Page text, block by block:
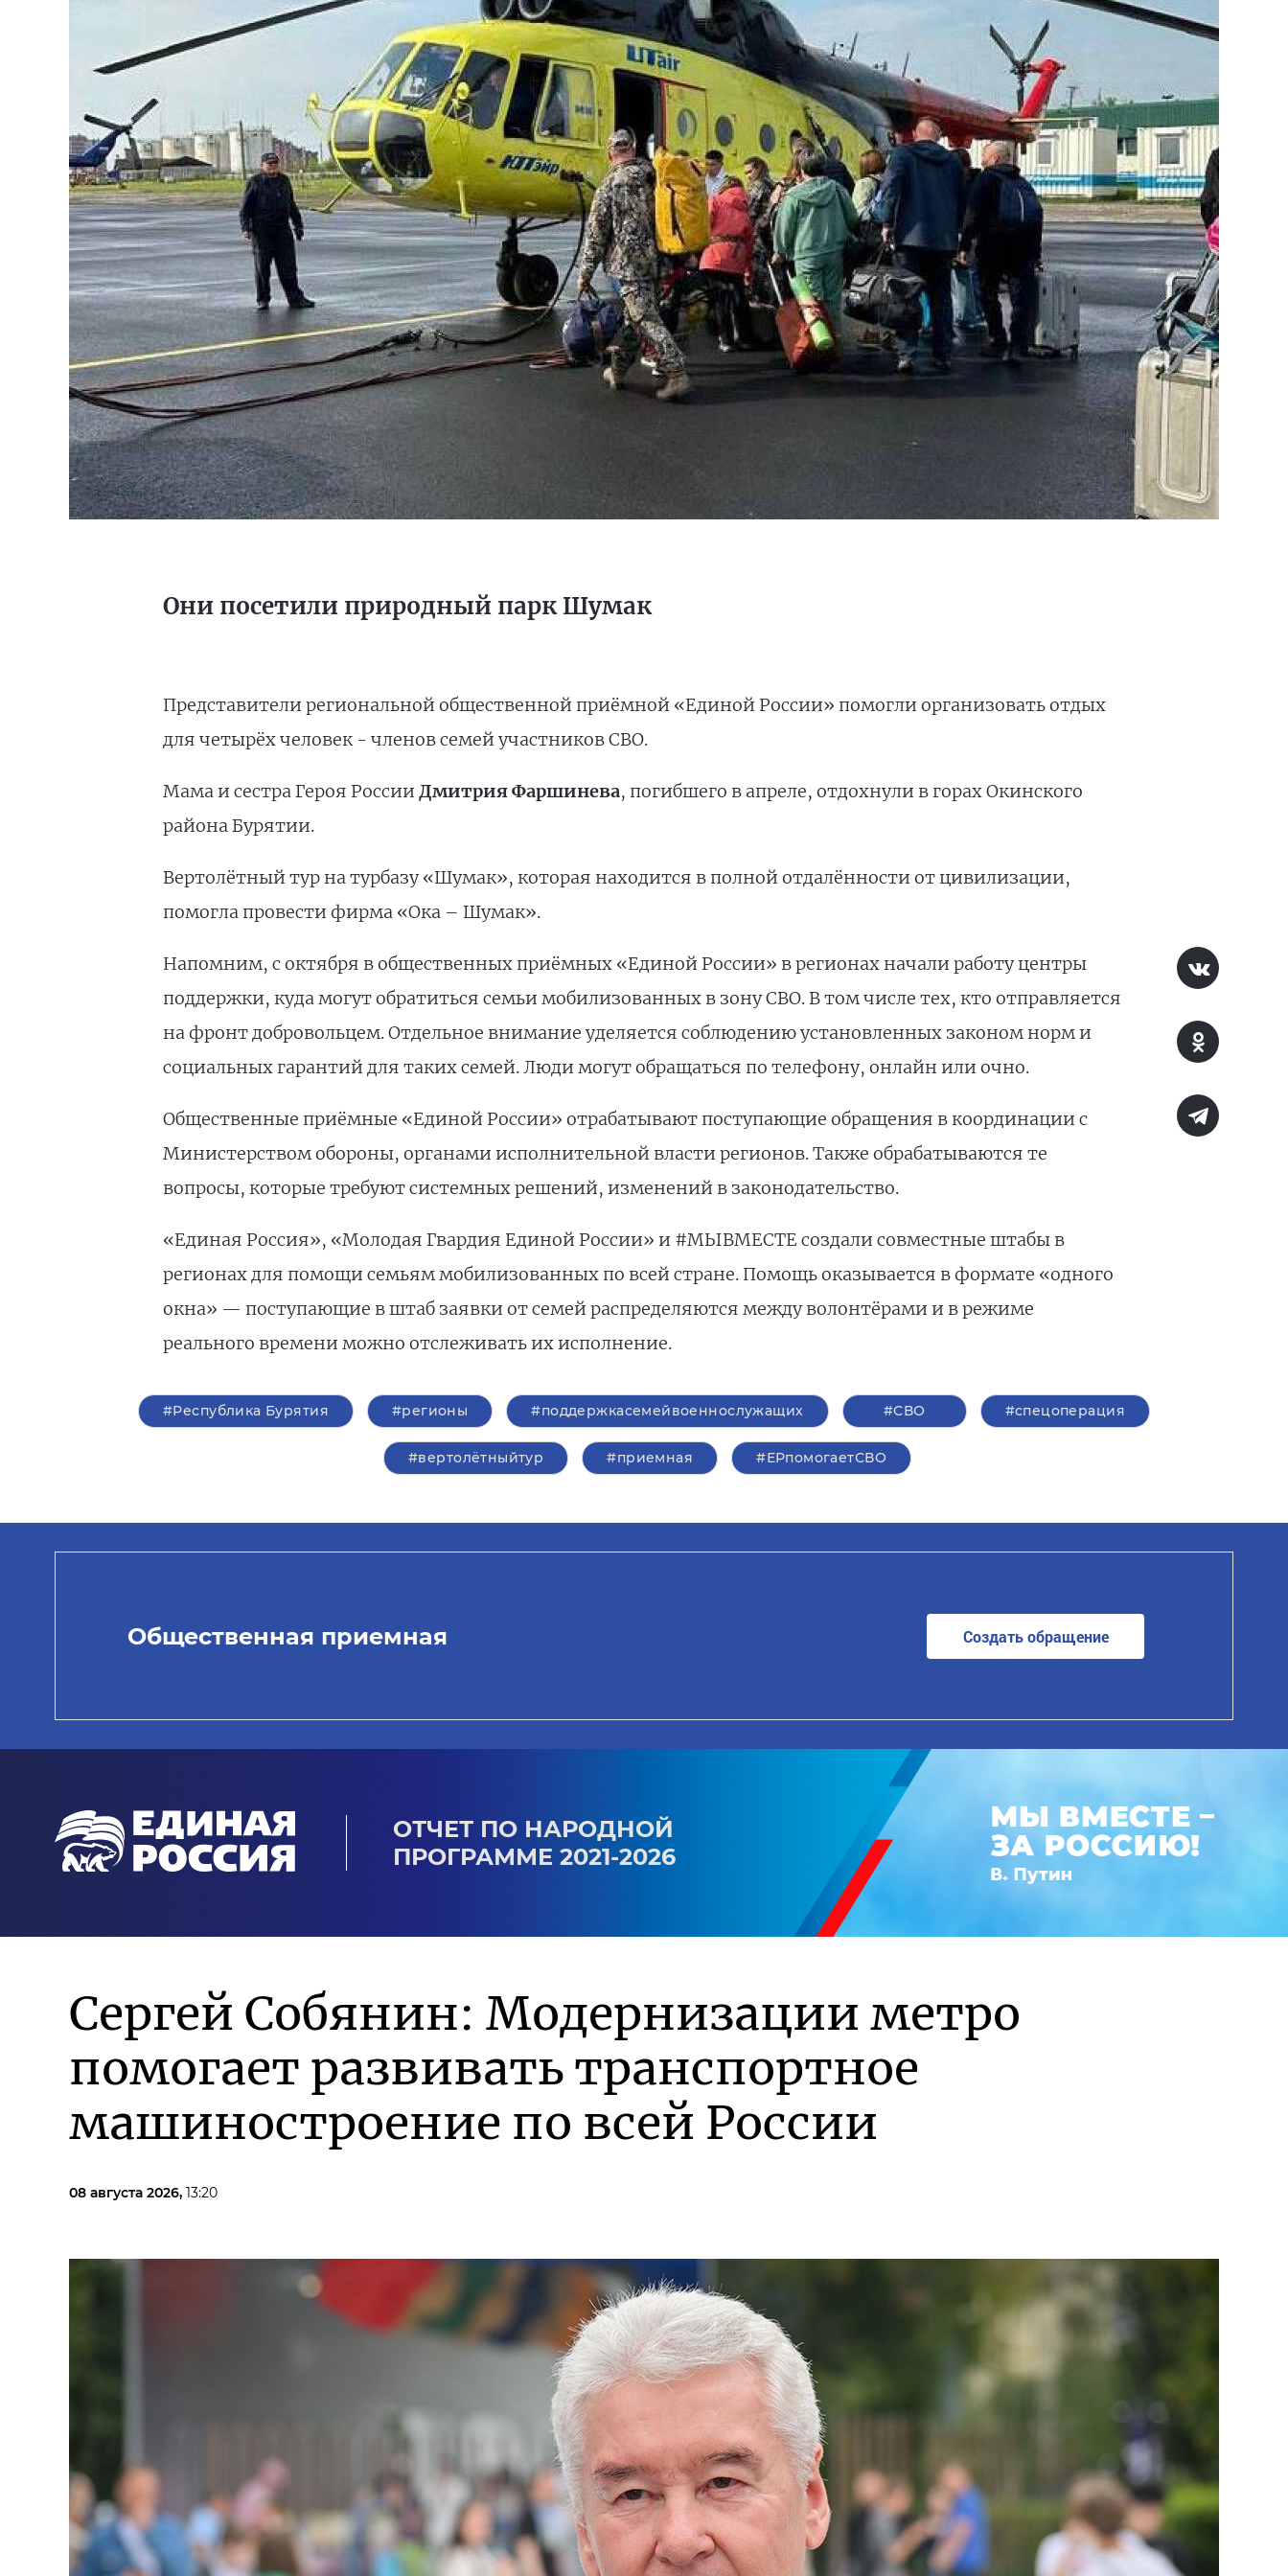
Они посетили природный парк Шумак
Представители региональной общественной приёмной «Единой России» помогли организовать отдых
для четырёх человек - членов семей участников СВО.
Мама и сестра Героя России Дмитрия Фаршинева, погибшего в апреле, отдохнули в горах Окинского
района Бурятии.
Вертолётный тур на турбазу «Шумак», которая находится в полной отдалённости от цивилизации,
помогла провести фирма «Ока – Шумак».
Напомним, с октября в общественных приёмных «Единой России» в регионах начали работу центры
поддержки, куда могут обратиться семьи мобилизованных в зону СВО. В том числе тех, кто отправляется
на фронт добровольцем. Отдельное внимание уделяется соблюдению установленных законом норм и
социальных гарантий для таких семей. Люди могут обращаться по телефону, онлайн или очно.
Общественные приёмные «Единой России» отрабатывают поступающие обращения в координации с
Министерством обороны, органами исполнительной власти регионов. Также обрабатываются те
вопросы, которые требуют системных решений, изменений в законодательство.
«Единая Россия», «Молодая Гвардия Единой России» и #МЫВМЕСТЕ создали совместные штабы в
регионах для помощи семьям мобилизованных по всей стране. Помощь оказывается в формате «одного
окна» — поступающие в штаб заявки от семей распределяются между волонтёрами и в режиме
реального времени можно отслеживать их исполнение.
#Республика Бурятия #регионы #поддержкасемейвоеннослужащих #СВО #спецоперация
#вертолётныйтур #приемная #ЕРпомогаетСВО
Общественная приемная Создать обращение
ОТЧЕТ ПО НАРОДНОЙ
ПРОГРАММЕ 2021-2026
Сергей Собянин: Модернизации метро
помогает развивать транспортное
машиностроение по всей России
08 августа 2026, 13:20